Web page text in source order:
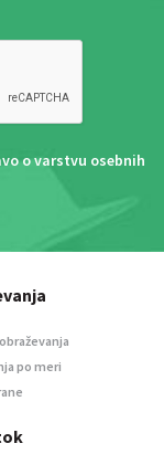
o varstvu osebnih
po meri